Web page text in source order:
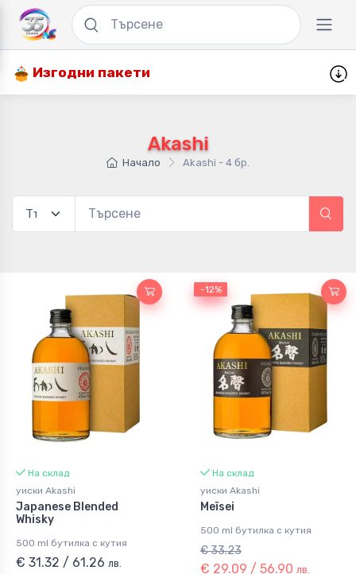
Изгодни пакети
Akashi
Начало Akashi - 4 бр.
На склад
уиски Akashi
Japanese Blended
Whisky
500 ml бутилка с кутия
€ 31.32 / 61.26 лв.
-12%
-12%
На склад
уиски Akashi
Meïsei
500 ml бутилка с кутия
€ 33.23
€ 29.09 / 56.90 лв.